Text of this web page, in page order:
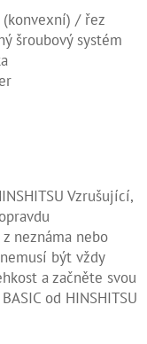
(konvexní) / řez
šroubový systém
Vzrušující,
neznáma nebo
být vždy
a začněte svou
od HINSHITSU